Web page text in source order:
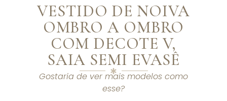
VESTIDO DE NOIVA
OMBRO A OMBRO
COM DECOTE V,
SAIA SEMI EVASÊ
Gostaria de ver mais modelos como
esse?